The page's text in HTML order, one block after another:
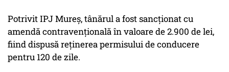
Potrivit IPJ Mureş, tânărul a fost sancţionat cu
amendă contravenţională în valoare de 2.900 de lei,
fiind dispusă reţinerea permisului de conducere
pentru 120 de zile.